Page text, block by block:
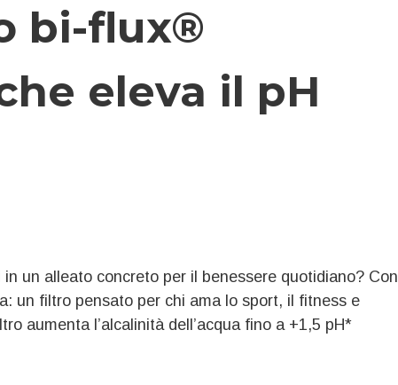
bi‑flux®
eleva il pH
un alleato concreto per il benessere quotidiano? Con
un filtro pensato per chi ama lo sport, il fitness e
aumenta l’alcalinità dell’acqua fino a +1,5 pH*